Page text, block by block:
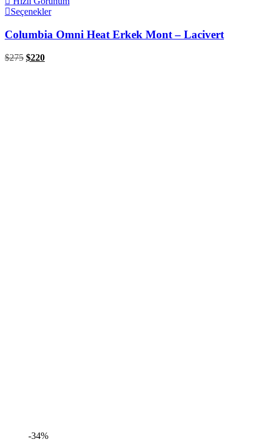
Seçenekler
Columbia Omni Heat Erkek Mont – Lacivert
$275 $220
-34%